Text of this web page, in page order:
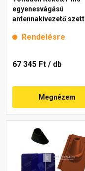
egyenesvágású
antennakivezető szett
Rendelésre
67 345 Ft / db
Megnézem